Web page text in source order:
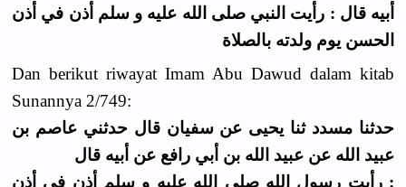
أبيه قال : رأيت النبي صلى الله عليه و سلم أذن في أذن
الحسن يوم ولدته بالصلاة
Dan berikut riwayat Imam Abu Dawud dalam kitab
Sunannya 2/749:
حدثنا مسدد ثنا يحيى عن سفيان قال حدثني عاصم بن
عبيد الله عن عبيد الله بن أبي رافع عن أبيه قال
: رأيت رسول الله صلى الله عليه و سلم أذن في أذن